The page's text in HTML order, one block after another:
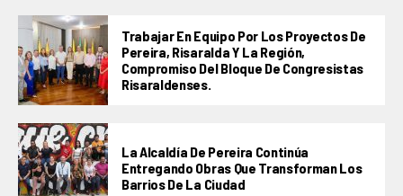
Trabajar En Equipo Por Los Proyectos De
Pereira, Risaralda Y La Región,
Compromiso Del Bloque De Congresistas
Risaraldenses.
La Alcaldía De Pereira Continúa
Entregando Obras Que Transforman Los
Barrios De La Ciudad